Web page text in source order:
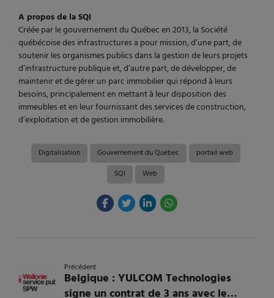
A propos de la SQI
Créée par le gouvernement du Québec en 2013, la Société
québécoise des infrastructures a pour mission, d’une part, de
soutenir les organismes publics dans la gestion de leurs projets
d’infrastructure publique et, d’autre part, de développer, de
maintenir et de gérer un parc immobilier qui répond à leurs
besoins, principalement en mettant à leur disposition des
immeubles et en leur fournissant des services de construction,
d’exploitation et de gestion immobilière.
Digitalisation Gouvernement du Québec
portail web
SQI
Web
Précédent
Belgique : YULCOM Technologies
signe un contrat de 3 ans avec le